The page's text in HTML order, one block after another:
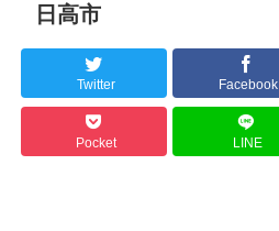
日高市
Twitter Facebook
Pocket LINE